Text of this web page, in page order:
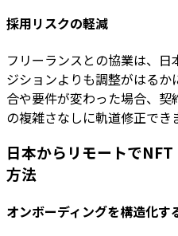
採用リスクの軽減
フリーランスとの協業は、
ジションよりも調整がはる
合や要件が変わった場合、
の複雑さなしに軌道修正でき
日本からリモートで
方法
オンボーディングを構造化す